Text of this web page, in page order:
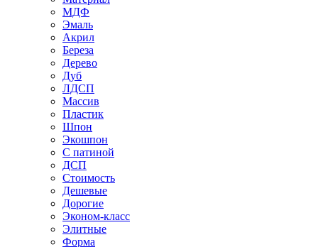
МДФ
Эмаль
Акрил
Береза
Дерево
Дуб
ЛДСП
Массив
Пластик
Шпон
Экошпон
С патиной
ДСП
Стоимость
Дешевые
Дорогие
Эконом-класс
Элитные
Форма